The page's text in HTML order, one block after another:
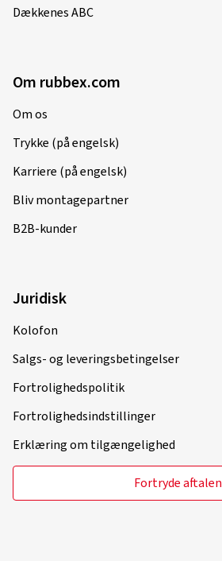
Dækkenes ABC
Om rubbex.com
Om os
Trykke (på engelsk)
Karriere (på engelsk)
Bliv montagepartner
B2B-kunder
Juridisk
Kolofon
Salgs- og leveringsbetingelser
Fortrolighedspolitik
Fortrolighedsindstillinger
Erklæring om tilgængelighed
Fortryde aftalen